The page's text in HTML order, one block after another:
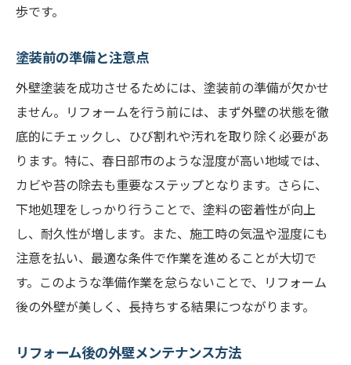
歩です。
塗装前の準備と注意点
外壁塗装を成功させるためには、塗装前の準備が欠かせ
ません。リフォームを行う前には、まず外壁の状態を徹
底的にチェックし、ひび割れや汚れを取り除く必要があ
ります。特に、春日部市のような湿度が高い地域では、
カビや苔の除去も重要なステップとなります。さらに、
下地処理をしっかり行うことで、塗料の密着性が向上
し、耐久性が増します。また、施工時の気温や湿度にも
注意を払い、最適な条件で作業を進めることが大切で
す。このような準備作業を怠らないことで、リフォーム
後の外壁が美しく、長持ちする結果につながります。
リフォーム後の外壁メンテナンス方法